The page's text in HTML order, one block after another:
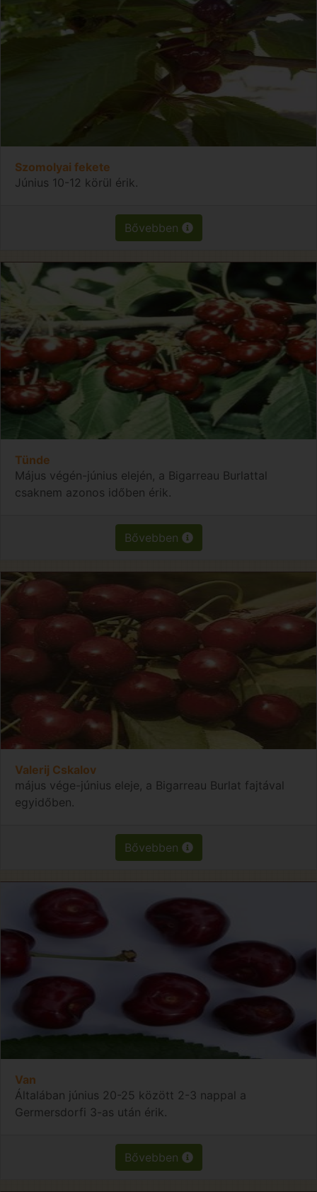
Szomolyai fekete
Június 10-12 körül érik.
Bővebben
Tünde
Május végén-június elején, a Bigarreau Burlattal
csaknem azonos időben érik.
Bővebben
Valerij Cskalov
május vége-június eleje, a Bigarreau Burlat fajtával
egyidőben.
Bővebben
Van
Általában június 20-25 között 2-3 nappal a
Germersdorfi 3-as után érik.
Bővebben